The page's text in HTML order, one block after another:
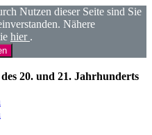
Nutzen dieser Seite sind Sie
Nähere
hier .
20. und 21. Jahrhunderts